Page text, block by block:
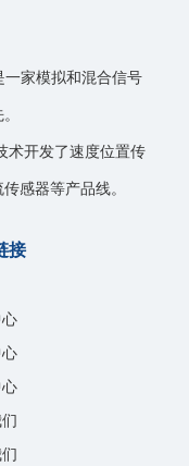
家模拟和混合信号
术开发了速度位置传
感器等产品线。
接